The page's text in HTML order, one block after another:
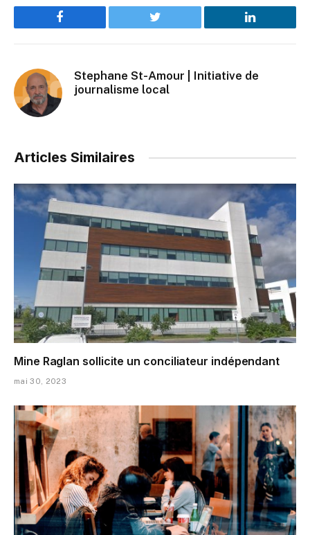
Facebook Twitter LinkedIn
Stephane St-Amour | Initiative de
journalisme local
Articles Similaires
Mine Raglan sollicite un conciliateur indépendant
mai 30, 2023